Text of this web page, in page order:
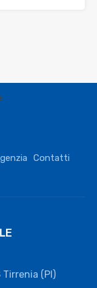
Contatti
Tirrenia (PI)